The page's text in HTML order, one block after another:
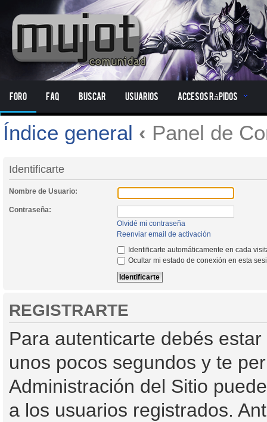
Foro FAQ Buscar Usuarios Accesos Rápidos
Índice general ‹ Panel de
Identificarte
Nombre de Usuario:
Contraseña:
Olvidé mi contraseña
Reenviar email de activación
Identificarte automáticamente en cada
Ocultar mi estado de conexión en esta
REGISTRARTE
Para autenticarte debés
unos pocos segundos y te
Administración del Sitio
a los usuarios registrados.